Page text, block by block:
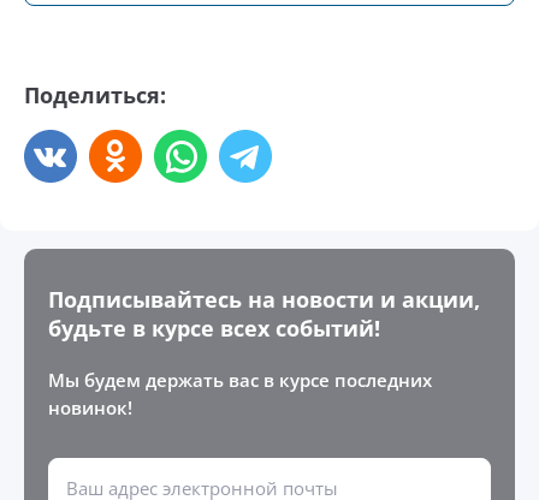
Поделиться:
Подписывайтесь на новости и акции,
будьте в курсе всех событий!
Мы будем держать вас в курсе последних
новинок!